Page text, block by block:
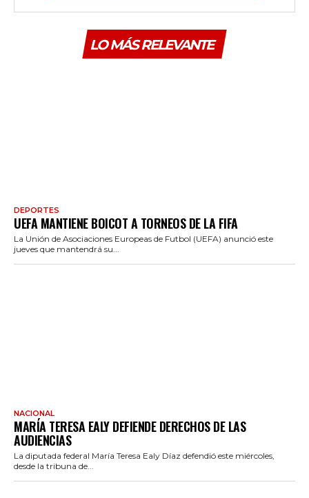
LO MÁS RELEVANTE
DEPORTES
UEFA MANTIENE BOICOT A TORNEOS DE LA FIFA
La Unión de Asociaciones Europeas de Futbol (UEFA) anunció este
jueves que mantendrá su...
NACIONAL
MARÍA TERESA EALY DEFIENDE DERECHOS DE LAS
AUDIENCIAS
La diputada federal María Teresa Ealy Díaz defendió este miércoles,
desde la tribuna de...